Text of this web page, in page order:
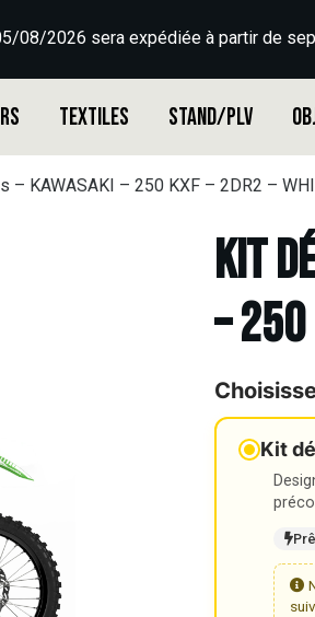
08/2026 sera expédiée à partir de
Textiles Stand/PLV
– KAWASAKI – 250 KXF – 2DR2 –
Kit
– 250
Kit